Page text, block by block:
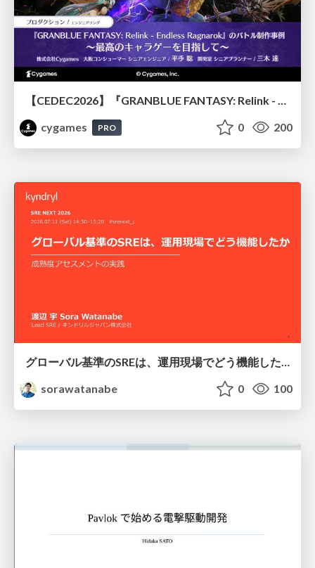
cygames
PRO 0 200
グローバル基準のSREは、運用現場でどう機能したか：成熟度アセスメントの実践 ／ SRE NEXT 2026
sorawatanabe
0 100